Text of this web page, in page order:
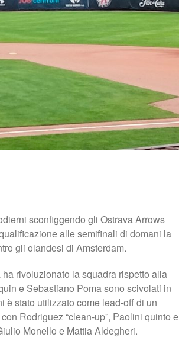
sconfiggendo gli Ostrava Arrows
alle semifinali di domani la
gli olandesi di Amsterdam.
rivoluzionato la squadra rispetto alla
e Sebastiano Poma sono scivolati in
è stato utilizzato come lead-off di un
Rodriguez “clean-up”, Paolini quinto e
Monello e Mattia Aldegheri.